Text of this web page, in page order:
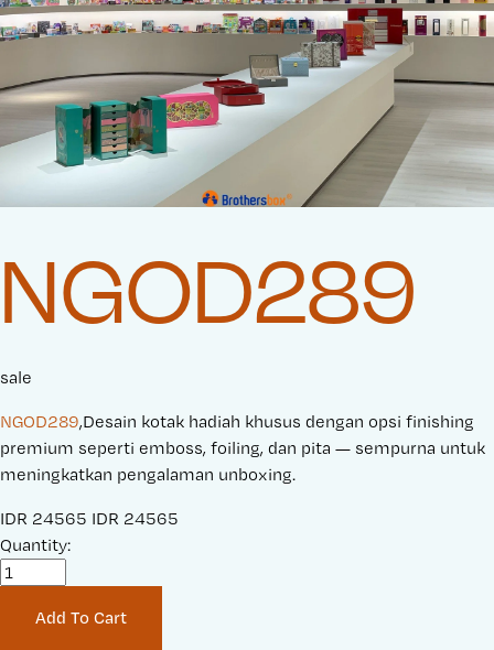
NGOD289
sale
NGOD289,Desain kotak hadiah khusus dengan opsi finishing
premium seperti emboss, foiling, dan pita — sempurna untuk
meningkatkan pengalaman unboxing.
S
a
IDR 24565 O
i
IDR 24565
Quantity:
Add To Cart